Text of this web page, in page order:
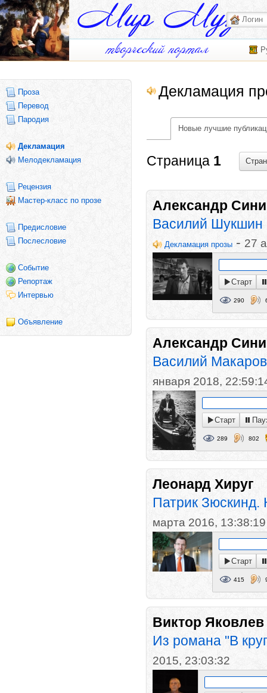
Проза
Перевод
Пародия
Декламация
Мелодекламация
Рецензия
Мастер-класс по прозе
Предисловие
Послесловие
Событие
Репортаж
Интервью
Объявление
Декламация
Новые лучшие
Страница 1
Александр
Василий
Декламация прозы - 27
Старт
290
Александр
Василий
января 2018,
Старт
289 802
Леонард Хируг
Патрик Зюскинд.
марта 2016, 13:38:19
Старт
415
Виктор Яковлев
Из романа "В
2015, 23:03:32